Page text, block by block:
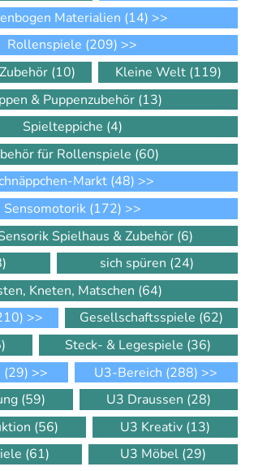
Materialien (14) >>
Rollenspiele (209) >>
(10) Kleine Welt (119)
& Puppenzubehör (13)
Spielteppiche (4)
für Rollenspiele (60)
Markt (48) >>
Sensomotorik (172) >>
Spielhaus & Zubehör (6)
sich spüren (24)
Kneten, Matschen (64)
>> Gesellschaftsspiele (62)
Steck- & Legespiele (36)
(29) >> U3-Bereich (288) >>
(59) U3 Draussen (28)
(56) U3 Kreativ (13)
(61) U3 Möbel (29)